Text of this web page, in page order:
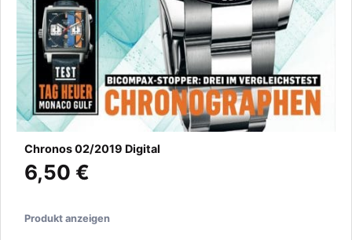
Chronos 02/2019 Digital
6,50 €
Produkt anzeigen